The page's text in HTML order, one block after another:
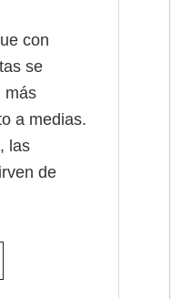
con
se
más
a medias.
las
de